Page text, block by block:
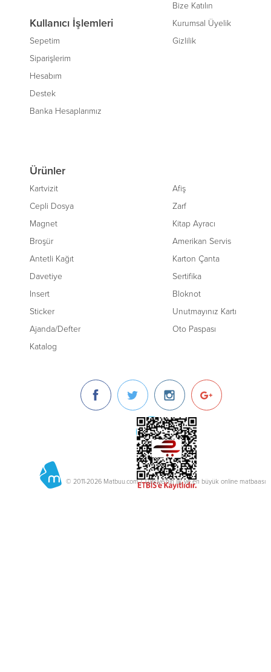
Kullanıcı İşlemleri
Sepetim
Siparişlerim
Hesabım
Destek
Banka Hesaplarımız
Bize Katılın
Kurumsal Üyelik
Gizlilik
Ürünler
Kartvizit
Cepli Dosya
Magnet
Broşür
Antetli Kağıt
Davetiye
Insert
Sticker
Ajanda/Defter
Katalog
Afiş
Zarf
Kitap Ayracı
Amerikan Servis
Karton Çanta
Sertifika
Bloknot
Unutmayınız Kartı
Oto Paspası
© 2011-2026 Matbuu.com / Türkiye'nin ilk ve en büyük online matbaası